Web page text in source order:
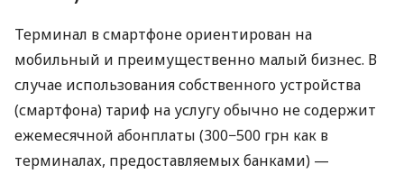
Терминал в смартфоне ориентирован на
мобильный и преимущественно малый бизнес. В
случае использования собственного устройства
(смартфона) тариф на услугу обычно не содержит
ежемесячной абонплаты (300−500 грн как в
терминалах, предоставляемых банками) —